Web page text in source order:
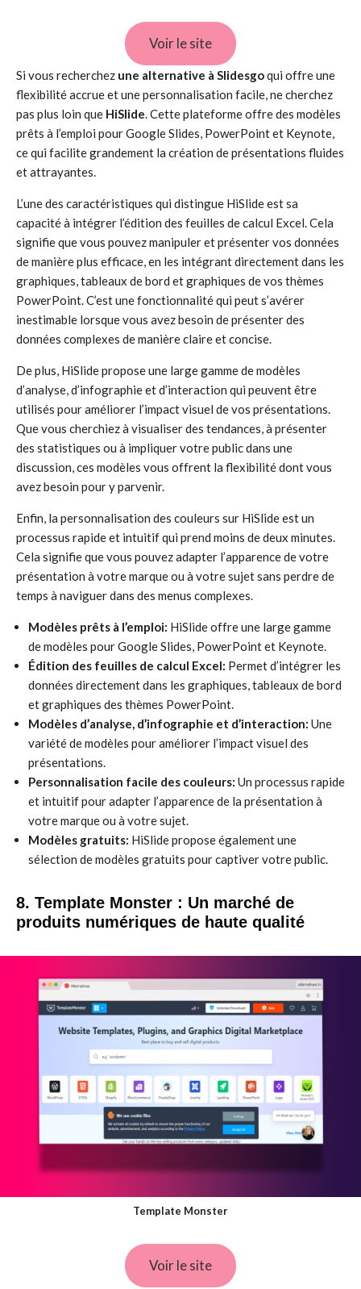
Voir le site
Si vous recherchez une alternative à Slidesgoqui offre une
flexibilité accrue et une personnalisation facile, ne cherchez
pas plus loin que HiSlide. Cette plateforme offre des modèles
prêts à l’emploi pour Google Slides, PowerPoint et Keynote,
ce qui facilite grandement la création de présentations fluides
et attrayantes.
L’une des caractéristiques qui distingue HiSlide est sa
capacité à intégrer l’édition des feuilles de calcul Excel. Cela
signifie que vous pouvez manipuler et présenter vos données
de manière plus efficace, en les intégrant directement dans les
graphiques, tableaux de bord et graphiques de vos thèmes
PowerPoint. C’est une fonctionnalité qui peut s’avérer
inestimable lorsque vous avez besoin de présenter des
données complexes de manière claire et concise.
De plus, HiSlide propose une large gamme de modèles
d’analyse, d’infographie et d’interaction qui peuvent être
utilisés pour améliorer l’impact visuel de vos présentations.
Que vous cherchiez à visualiser des tendances, à présenter
des statistiques ou à impliquer votre public dans une
discussion, ces modèles vous offrent la flexibilité dont vous
avez besoin pour y parvenir.
Enfin, la personnalisation des couleurs sur HiSlide est un
processus rapide et intuitif qui prend moins de deux minutes.
Cela signifie que vous pouvez adapter l’apparence de votre
présentation à votre marque ou à votre sujet sans perdre de
temps à naviguer dans des menus complexes.
Modèles prêts à l’emploi: HiSlide offre une large gamme
de modèles pour Google Slides, PowerPoint et Keynote.
Édition des feuilles de calcul Excel: Permet d’intégrer les
données directement dans les graphiques, tableaux de bord
et graphiques des thèmes PowerPoint.
Modèles d’analyse, d’infographie et d’interaction: Une
variété de modèles pour améliorer l’impact visuel des
présentations.
Personnalisation facile des couleurs: Un processus rapide
et intuitif pour adapter l’apparence de la présentation à
votre marque ou à votre sujet.
Modèles gratuits: HiSlide propose également une
sélection de modèles gratuits pour captiver votre public.
8. Template Monster : Un marché de
produits numériques de haute qualité
Template Monster
Voir le site